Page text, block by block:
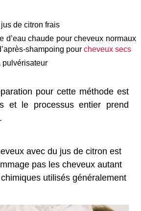
de citron frais
chaude pour cheveux normaux
shampoing pour cheveux secs
pour cette méthode est
et le processus entier prend
avec du jus de citron est
pas les cheveux autant
utilisés généralement